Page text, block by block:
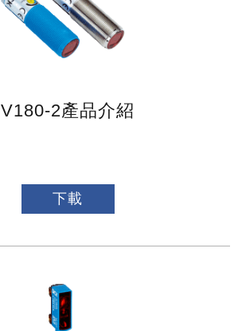
V180-2產品介紹
下載